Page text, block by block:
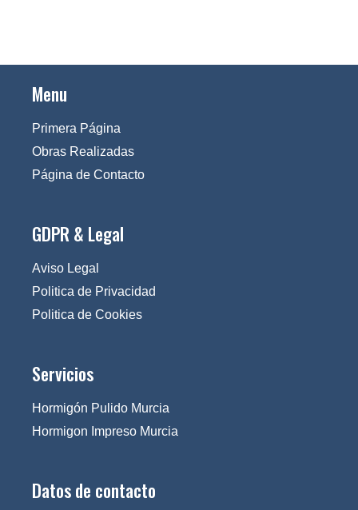
Menu
Primera Página
Obras Realizadas
Página de Contacto
GDPR & Legal
Aviso Legal
Politica de Privacidad
Politica de Cookies
Servicios
Hormigón Pulido Murcia
Hormigon Impreso Murcia
Datos de contacto